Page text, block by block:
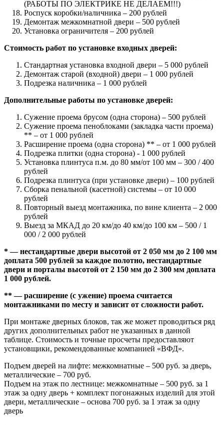
(РАБОТЫ ПО ЭЛЕКТРИКЕ НЕ ДЕЛАЕМ!!!)
Роспуск коробки/наличника – 200 рублей
Демонтаж межкомнатной двери – 500 рублей
Установка ограничителя – 200 рублей
Стоимость работ по установке входных дверей:
Стандартная установка входной двери – 5 000 рублей
Демонтаж старой (входной) двери – 1 000 рублей
Подрезка наличника – 1 000 рублей
Дополнительные работы по установке дверей:
Сужение проема брусом (одна сторона) – 500 рублей
Сужение проема пеноблоками (закладка части проема)
** – от 1 000 рублей
Расширение проема (одна сторона) ** – от 1 000 рублей
Подрезка плитки (одна сторона) - 1 000 рублей
Установка плинтуса п.м. до 80 мм/от 100 мм – 300 / 400
рублей
Подрезка плинтуса (при установке двери) – 100 рублей
Сборка пенальной (касетной) системы – от 10 000
рублей
Повторный выезд монтажника, по вине клиента – 2 000
рублей
Выезд за МКАД до 20 км/до 40 км/до 100 км – 500 / 1
000 / 2 000 рублей
* — нестандартные двери высотой от 2 050 мм до 2 100 мм
доплата 500 рублей за каждое полотно, нестандартные
двери и порталы высотой от 2 150 мм до 2 300 мм доплата
1 000 рублей.
** — расширение (с ужение) проема считается
монтажниками по месту и зависит от сложности работ.
При монтаже дверных блоков, так же может проводиться ряд
других дополнительных работ не указанных в данной
таблице. Стоимость и точные просчеты предоставляют
установщики, рекомендованные компанией «ВФД».
Подъем дверей на лифте: межкомнатные – 500 руб. за дверь,
металлические – 700 руб.
Подъем на этаж по лестнице: межкомнатные – 500 руб. за 1
этаж за одну дверь + комплект погонажных изделий для этой
двери, металлические – основа 700 руб. за 1 этаж за одну
дверь